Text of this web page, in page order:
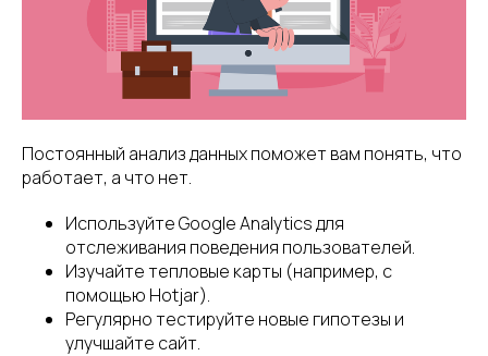
Постоянный анализ данных поможет вам понять, что
работает, а что нет.
Используйте Google Analytics для
отслеживания поведения пользователей.
Изучайте тепловые карты (например, с
помощью Hotjar).
Регулярно тестируйте новые гипотезы и
улучшайте сайт.